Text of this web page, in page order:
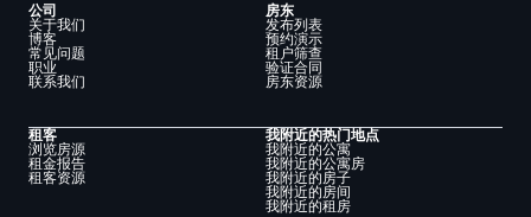
公司
关于我们
博客
常见问题
职业
联系我们
房东
发布列表
预约演示
租户筛查
验证合同
房东资源
租客
浏览房源
租金报告
租客资源
我附近的热门地点
我附近的公寓
我附近的公寓房
我附近的房子
我附近的房间
我附近的租房